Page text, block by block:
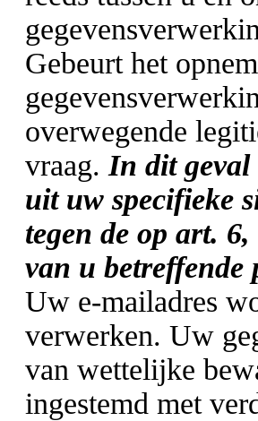
Gebeurt het
overwegende
vraag. In dit geval
uit uw specifieke
tegen de op art.
van u betreffende
Uw e-mailadres
verwerken. Uw
van wettelijke
ingestemd met